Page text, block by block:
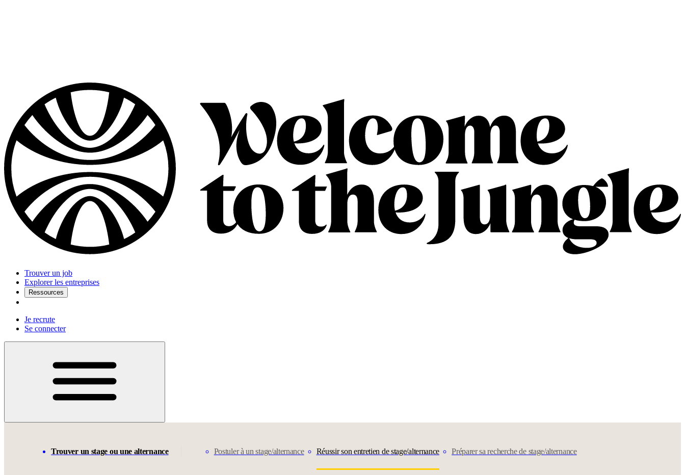
Trouver un job
Explorer les entreprises
Ressources
Je recrute
Se connecter
Trouver un stage ou une alternance Postuler à un stage/alternance Réussir son entretien de stage/alternance Préparer sa recherche de stage/alternance